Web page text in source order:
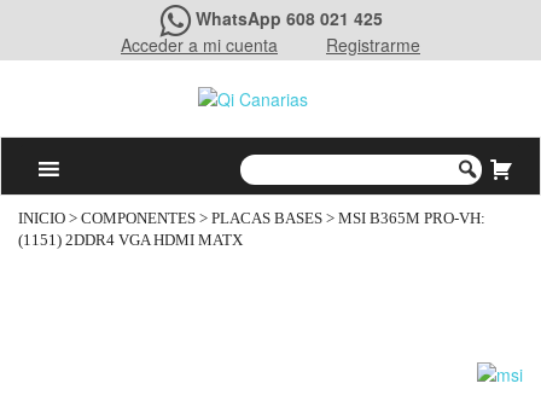
WhatsApp 608 021 425
Acceder a mi cuenta
Registrarme
INICIO > COMPONENTES > PLACAS BASES > MSI B365M PRO-VH:
(1151) 2DDR4 VGA HDMI MATX